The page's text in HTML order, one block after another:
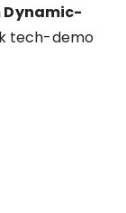
Dynamic-
tech-demo